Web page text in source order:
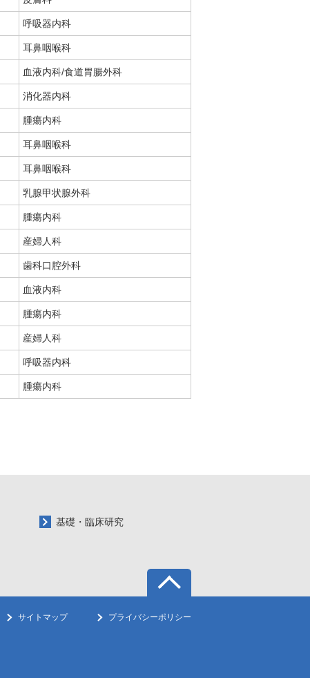
呼吸器内科
耳鼻咽喉科
血液内科/食道胃腸外科
消化器内科
腫瘍内科
耳鼻咽喉科
耳鼻咽喉科
乳腺甲状腺外科
腫瘍内科
産婦人科
歯科口腔外科
血液内科
腫瘍内科
産婦人科
呼吸器内科
腫瘍内科
基礎・臨床研究
サイトマップ プライバシーポリシー